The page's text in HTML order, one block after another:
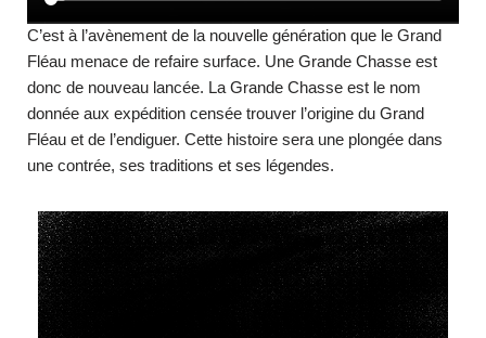
C’est à l’avènement de la nouvelle génération que le Grand
Fléau menace de refaire surface. Une Grande Chasse est
donc de nouveau lancée. La Grande Chasse est le nom
donnée aux expédition censée trouver l’origine du Grand
Fléau et de l’endiguer. Cette histoire sera une plongée dans
une contrée, ses traditions et ses légendes.